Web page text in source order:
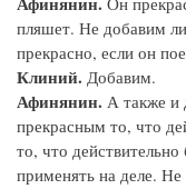
пляшет. Не добавим
прекрасно, если он
Клиний. Добавим.
Афинянин. А также и
прекрасным то, что
то, что
применять на деле. Не